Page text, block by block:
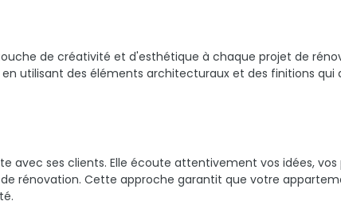
de créativité et d'esthétique à chaque projet de
utilisant des éléments architecturaux et des finitions
ses clients. Elle écoute attentivement vos idées,
rénovation. Cette approche garantit que votre